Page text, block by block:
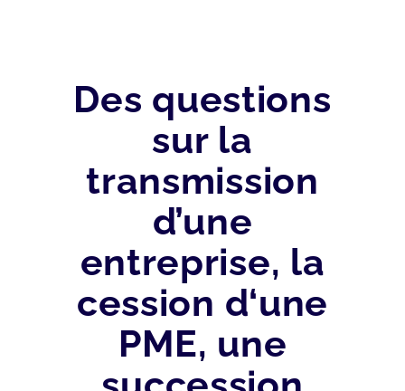
Des questions
sur la
transmission
d’une
entreprise, la
cession d‘une
PME, une